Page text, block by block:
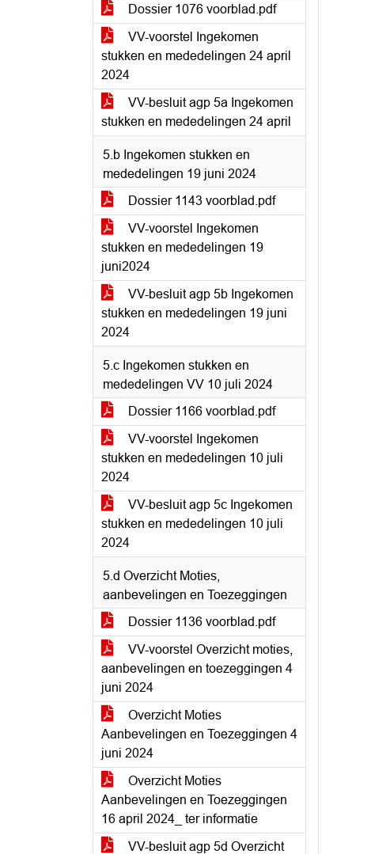
Dossier 1076 voorblad.pdf
VV-voorstel Ingekomen
stukken en mededelingen 24 april
2024
VV-besluit agp 5a Ingekomen
stukken en mededelingen 24 april
5.b Ingekomen stukken en
mededelingen 19 juni 2024
Dossier 1143 voorblad.pdf
VV-voorstel Ingekomen
stukken en mededelingen 19
juni2024
VV-besluit agp 5b Ingekomen
stukken en mededelingen 19 juni
2024
5.c Ingekomen stukken en
mededelingen VV 10 juli 2024
Dossier 1166 voorblad.pdf
VV-voorstel Ingekomen
stukken en mededelingen 10 juli
2024
VV-besluit agp 5c Ingekomen
stukken en mededelingen 10 juli
2024
5.d Overzicht Moties,
aanbevelingen en Toezeggingen
Dossier 1136 voorblad.pdf
VV-voorstel Overzicht moties,
aanbevelingen en toezeggingen 4
juni 2024
Overzicht Moties
Aanbevelingen en Toezeggingen 4
juni 2024
Overzicht Moties
Aanbevelingen en Toezeggingen
16 april 2024_ ter informatie
VV-besluit agp 5d Overzicht